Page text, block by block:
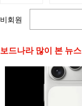
비회원
보드나라 많이 본 뉴스